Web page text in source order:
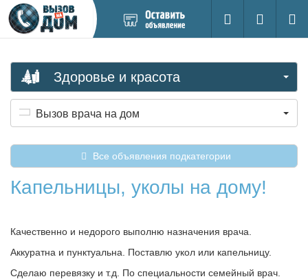
новое
Поиск
Вход на
Здоровье и красота
Вызов врача на дом
Все объявления подкатегории
Капельницы, уколы на дому!
Качественно и недорого выполню назначения врача.
Аккуратна и пунктуальна. Поставлю укол или капельницу.
Сделаю перевязку и т.д. По специальности семейный врач.